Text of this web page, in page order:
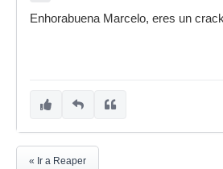
Enhorabuena Marcelo, eres un
« Ir a Reaper